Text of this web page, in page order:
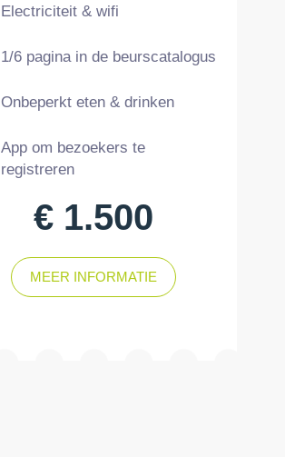
Electriciteit & wifi
1/6 pagina in de beurscatalogus
Onbeperkt eten & drinken
App om bezoekers te
registreren
€ 1.500
MEER INFORMATIE